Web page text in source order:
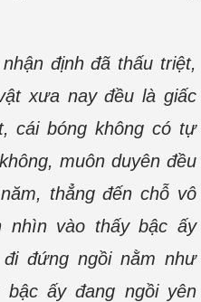
định đã thấu triệt,
xưa nay đều là giấc
cái bóng không có tự
muôn duyên đều
thẳng đến chỗ vô
nhìn vào thấy bậc ấy
đứng ngồi nằm như
ấy đang ngồi yên